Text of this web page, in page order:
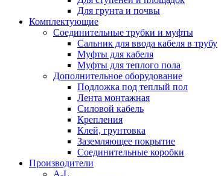
Для грунта и почвы
Комплектующие
Соединительные трубки и муфты
Сальник для ввода кабеля в трубу
Муфты для кабеля
Муфты для теплого пола
Дополнительное оборудование
Подложка под теплый пол
Лента монтажная
Силовой кабель
Крепления
Клей, грунтовка
Заземляющее покрытие
Соединительные коробки
Производители
A-L